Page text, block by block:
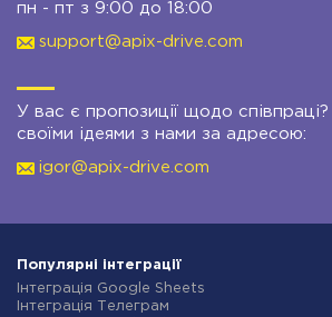
пн - пт з 9:00 до 18:00
support@apix-drive.com
У вас є пропозиції щодо співпраці?
своїми ідеями з нами за адресою:
igor@apix-drive.com
Популярні інтеграції
Інтеграція Google Sheets
Інтеграція Телеграм